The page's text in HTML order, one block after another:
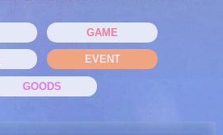
GAME
EVENT
GOODS